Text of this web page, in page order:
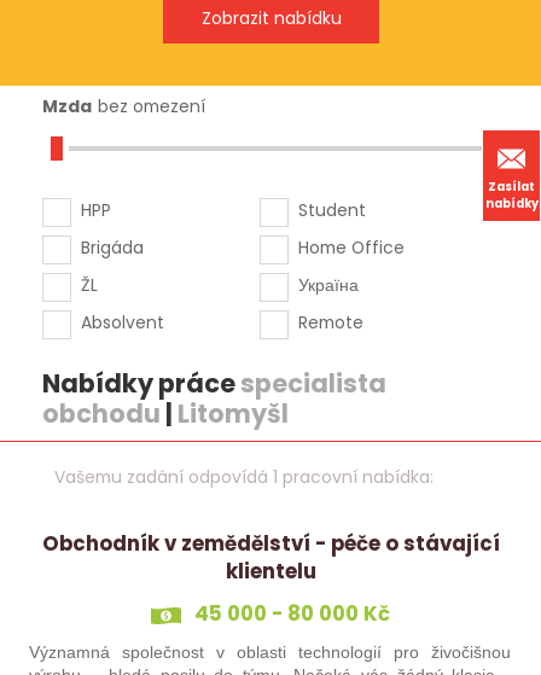
Zasílat
nabídky
Mzda bez omezení
HPP
Brigáda
ŽL
Absolvent
Student
Home Office
Україна
Remote
Nabídky prácespecialista
obchodu | Litomyšl
Vašemu zadání odpovídá 1 pracovní nabídka:
Obchodník v zemědělství - péče o stávající
klientelu
45 000 - 80 000 Kč
Významná společnost v oblasti technologií pro živočišnou